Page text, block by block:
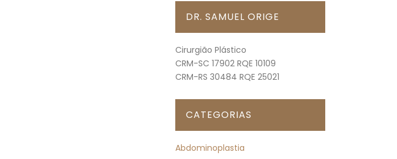
DR. SAMUEL ORIGE
Cirurgião Plástico
CRM-SC 17902 RQE 10109
CRM-RS 30484 RQE 25021
CATEGORIAS
Abdominoplastia